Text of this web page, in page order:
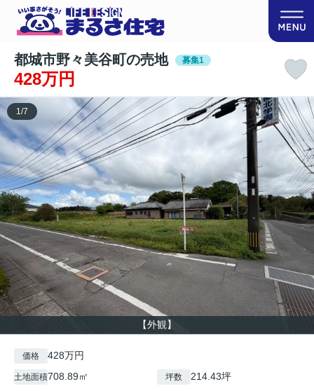
都城市野々美谷町の売地 募集1
428万円
【外観】
1/7
価格 428万円
土地面積708.89㎡ 坪数 214.43坪